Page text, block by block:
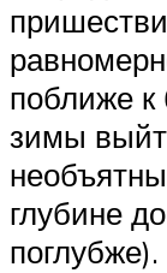
поближе к
зимы
глубине
поглубже).